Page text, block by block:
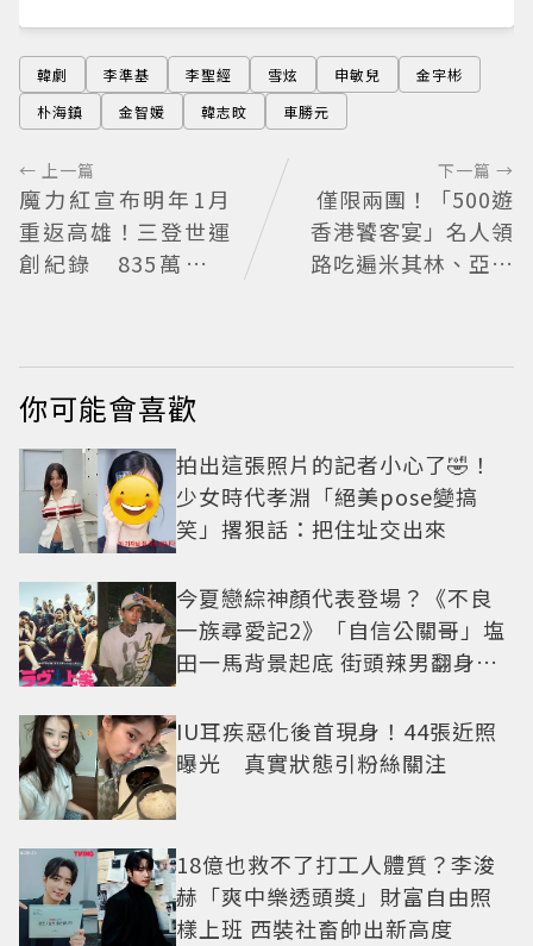
韓劇 李準基 李聖經 雪炫 申敏兒
金宇彬
朴海鎮
金智媛 韓志旼 車勝元
← 上一篇
魔力紅宣布明年1月
重返高雄！三登世運
創紀錄 835萬張巡
下一篇 →
僅限兩團！「500遊
香港饕客宴」名人領
路吃遍米其林、亞洲
你可能會喜歡
拍出這張照片的記者小心了🤣！
少女時代孝淵「絕美pose變搞
笑」撂狠話：把住址交出來
今夏戀綜神顏代表登場？《不良
一族尋愛記2》「自信公關哥」塩
田一馬背景起底 街頭辣男翻身當
IU耳疾惡化後首現身！44張近照
曝光 真實狀態引粉絲關注
18億也救不了打工人體質？李浚
赫「爽中樂透頭獎」財富自由照
樣上班 西裝社畜帥出新高度